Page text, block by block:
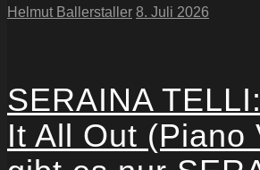
Helmut Ballerstaller 8. Juli 2026
SERAINA
It All Out (Piano